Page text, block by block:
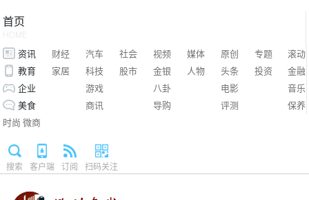
首页
HOME
资讯 财经 汽车 社会 视频 媒体 原创 专题
滚动
教育
家居 科技 股市 金银 人物 头条 投资
金融
企业
游戏 八卦 电影
音乐
美食
商讯 导购 评测
保养
时尚 微商
搜索 客户端 订阅 扫码关注